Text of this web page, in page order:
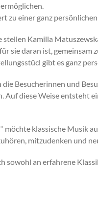
zu einer ganz
stellen Kamilla
sie daran ist,
gibt es ganz
die Besucherinnen und
Auf diese Weise entsteht
möchte klassische Musik
mitzudenken und
sowohl an erfahrene